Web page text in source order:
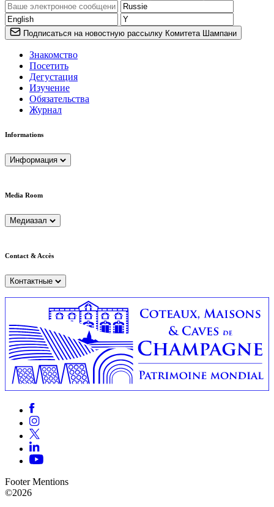
Подписаться на новостную рассылку Комитета Шампани
Знакомство
Посетить
Дегустация
Изучение
Обязательства
Журнал
Informations
Информация
Media Room
Медиазал
Contact & Accès
Контактные
Footer Mentions
©2026